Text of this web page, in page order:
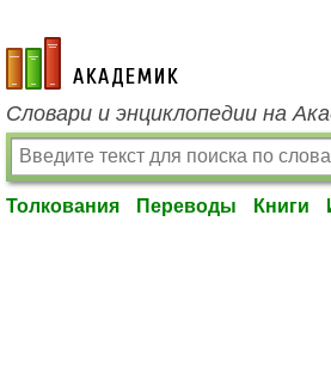
academic.ru
Словари и энциклопедии на
Толкования Переводы Книги